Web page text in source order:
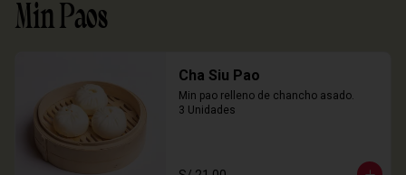
Min Paos
Cha Siu Pao
Min pao relleno de chancho asado.
3 Unidades